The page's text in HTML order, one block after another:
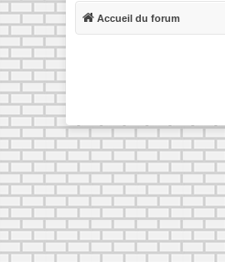
Accueil du forum